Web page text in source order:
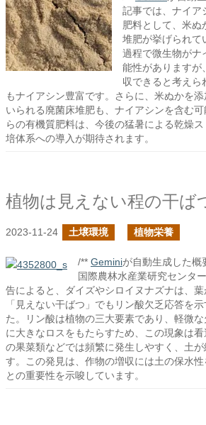
記事では、ナイア
肥料として、米ぬ
堆肥が挙げられて
過程で微生物がナ
能性がありますが
収できると考えら
もナイアシン豊富です。さらに、米ぬかを
いられる廃菌床堆肥も、ナイアシンを含む
らの有機質肥料は、今後の猛暑による乾燥
培体系への導入が期待されます。
2023-11-24 土壌環境 植物栄養
/** Geminiが自動生成した概
国際農林水産業研究センタ
告によると、ダイズやシロイヌナズナは、
「見えない干ばつ」でもリン酸欠乏応答を
た。リン酸は植物の三大要素であり、軽微
に大きなロスをもたらすため、この現象は
の果菜類などでは頻繁に発生しやすく、土
す。この発見は、作物の増収には土の保水性
との重要性を示唆しています。